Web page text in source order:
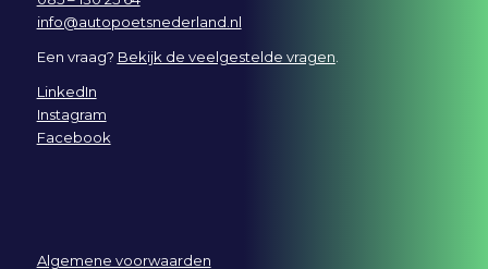
info@autopoetsnederland.nl
Een vraag? Bekijk de veelgestelde vragen
LinkedIn
Instagram
Facebook
Algemene voorwaarden